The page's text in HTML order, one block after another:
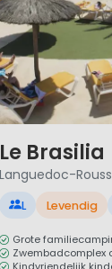
er volop:
Le Brasilia
Languedoc-
L Levendig
Grote
Zwembadcomplex